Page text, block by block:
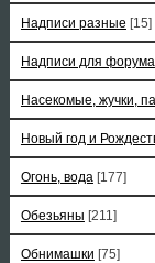
Надписи разные [15]
Надписи для форума
Насекомые, жучки,
Новый год и
Огонь, вода [177]
Обезьяны [211]
Обнимашки [75]